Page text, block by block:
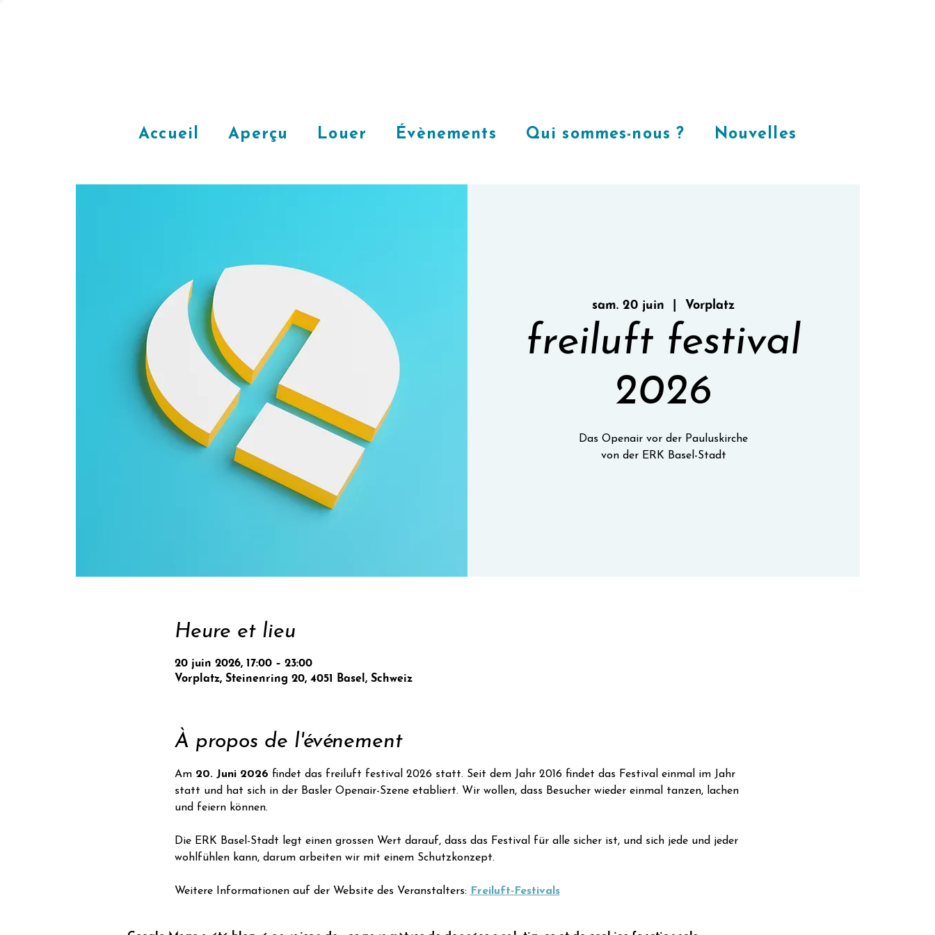
Accueil Aperçu Louer Évènements Qui sommes-nous ? Nouvelles
sam. 20 juin Vorplatz
freiluft festival
2026
Das Openair vor der Pauluskirche
von der ERK Basel-Stadt
Heure et lieu
20 juin 2026, 17:00 – 23:00
Vorplatz, Steinenring 20, 4051 Basel, Schweiz
À propos de l'événement
Am 20. Juni 2026 findet das freiluft festival 2026 statt. Seit dem Jahr 2016 findet das Festival einmal im Jahr
statt und hat sich in der Basler Openair-Szene etabliert. Wir wollen, dass Besucher wieder einmal tanzen, lachen
und feiern können.
Die ERK Basel-Stadt legt einen grossen Wert darauf, dass das Festival für alle sicher ist, und sich jede und jeder
wohlfühlen kann, darum arbeiten wir mit einem Schutzkonzept.
Weitere Informationen auf der Website des Veranstalters: Freiluft-Festivals